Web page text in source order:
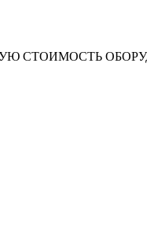
СТОИМОСТЬ